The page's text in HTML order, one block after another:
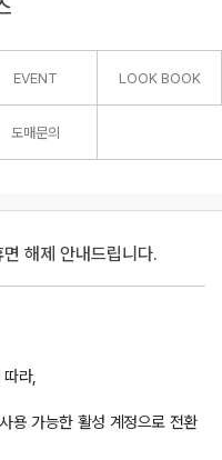
EVENT LOOK BOOK
도매문의
해제 안내드립니다.
라,
용 가능한 활성 계정으로 전환